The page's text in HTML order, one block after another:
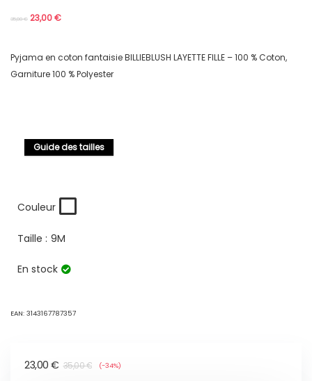
35,00€ 23,00€
Pyjama en coton fantaisie BILLIEBLUSH LAYETTE FILLE – 100 % Coton,
Garniture 100 % Polyester
Guide des tailles
Couleur
Taille : 9M
En stock
EAN: 3143167787357
35,00€
23,00 € (-34%)